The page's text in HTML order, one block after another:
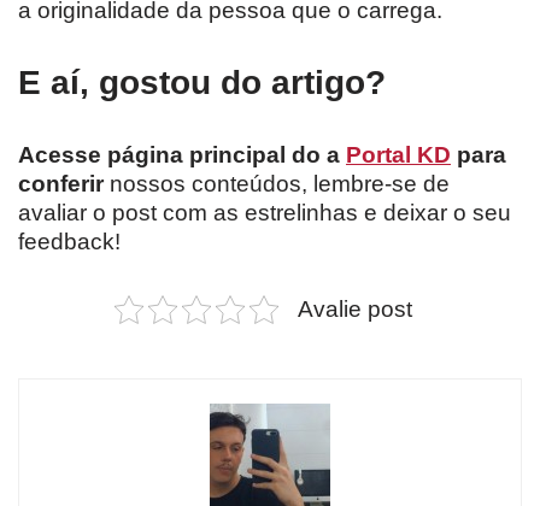
a originalidade da pessoa que o carrega.
E aí, gostou do artigo?
Acesse página principal do a Portal KD para
conferirnossos conteúdos, lembre-se de
avaliar o post com as estrelinhas e deixar o seu
feedback!
Avalie post